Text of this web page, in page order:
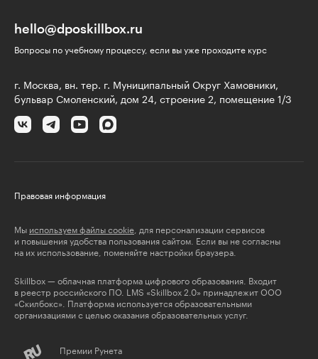
hello@dposkillbox.ru
Вопросы по учебному процессу, если вы уже проходите курс
г. Москва, вн. тер. г. Муниципальный Округ Хамовники,
бульвар Смоленский, дом 24, строение 2, помещение 1/3
Правовая информация
Мы используем файлы cookie , для персонализации сервисов
и повышения удобства пользования сайтом. Если вы не согласны
на их использование, поменяйте настройки браузера.
Skillbox — облачная платформа цифрового образования. Входит
в реестр российского ПО. LMS «Skillbox 2.0» принадлежит ООО
«Скилбокс». Платформа используется образовательными
организациями с целью оказания образовательных услуг.
Премии Рунета